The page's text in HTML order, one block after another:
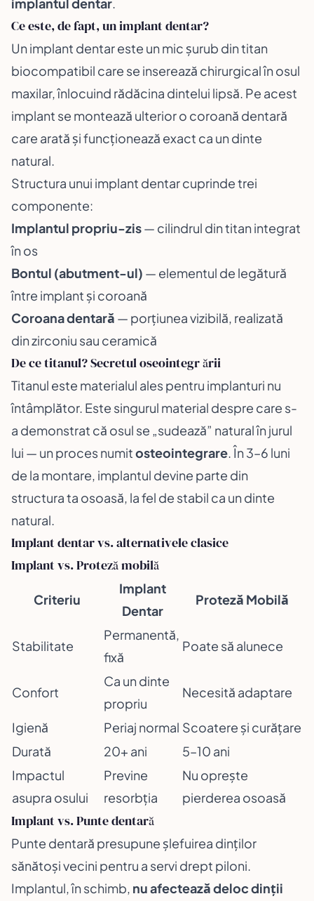
Ce este, de fapt, un implant dentar?
Un implant dentar este un mic șurub din titan
biocompatibil care se inserează chirurgical în osul
maxilar, înlocuind rădăcina dintelui lipsă. Pe acest
implant se montează ulterior o coroană dentară
care arată și funcționează exact ca un dinte
natural.
Structura unui implant dentar cuprinde trei
componente:
Implantul propriu-zis— cilindrul din titan integrat
în os
Bontul (abutment-ul) — elementul de legătură
între implant și coroană
Coroana dentară — porțiunea vizibilă, realizată
din zirconiu sau ceramică
De ce titanul? Secretul oseointegr ării
Titanul este materialul ales pentru implanturi nu
întâmplător. Este singurul material despre care s-
a demonstrat că osul se „sudează” natural în jurul
lui — un proces numitosteointegrare . În 3–6 luni
de la montare, implantul devine parte din
structura ta osoasă, la fel de stabil ca un dinte
natural.
Implant dentar vs. alternativele clasice
Implant vs. Proteză mobilă
Criteriu
Implant
Dentar
Proteză Mobilă
Stabilitate
Permanentă,
fixă
Poate să alunece
Confort
Ca un dinte
propriu
Necesită adaptare
Igienă Periaj normal Scoatere și curățare
Durată
20+ ani
5–10 ani
Impactul
asupra osului
Previne
resorbția
Nu oprește
pierderea osoasă
Implant vs. Punte dentară
Punte dentară presupune șlefuirea dinților
sănătoși vecini pentru a servi drept piloni.
Implantul, în schimb, nu afectează deloc dinții